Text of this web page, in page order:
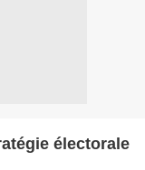
électorale